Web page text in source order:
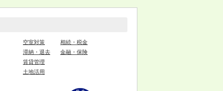
空室対策
滞納・退去
賃貸管理
土地活用
相続・税金
金融・保険